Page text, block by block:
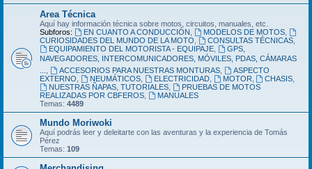
Area Técnica
Aquí hay información técnica sobre motos, circuitos, manuales, etc.
Subforos:
EN CUANTO A CONDUCCIÓN MODELOS DE MOTOS,
CURIOSIDADES DEL MUNDO DE LA MOTO
CONSULTAS TÉCNICAS,
EQUIPAMIENTO DEL MOTORISTA - EQUIPAJE,
GPS,
NAVEGADORES, INTERCOMUNICADORES, MÓVILES, PDAS, CÁMARAS
ACCESORIOS PARA NUESTRAS MONTURAS,
ASPECTO
EXTERNO
NEUMÁTICOS, ELECTRICIDAD, MOTOR CHASIS
NUESTRAS ÑAPAS, TUTORIALES,
PRUEBAS DE MOTOS
REALIZADAS POR CBFEROS
MANUALES
Temas: 4489
Mundo Moriwoki
Aquí podrás leer y deleitarte con las aventuras y la experiencia de Tomás
Pérez
Temas: 109